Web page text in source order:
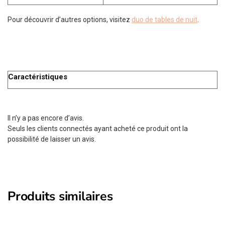
Pour découvrir d’autres options, visitez duo de tables de nuit
Caractéristiques
Il n’y a pas encore d’avis.
Seuls les clients connectés ayant acheté ce produit ont la
possibilité de laisser un avis.
Produits similaires